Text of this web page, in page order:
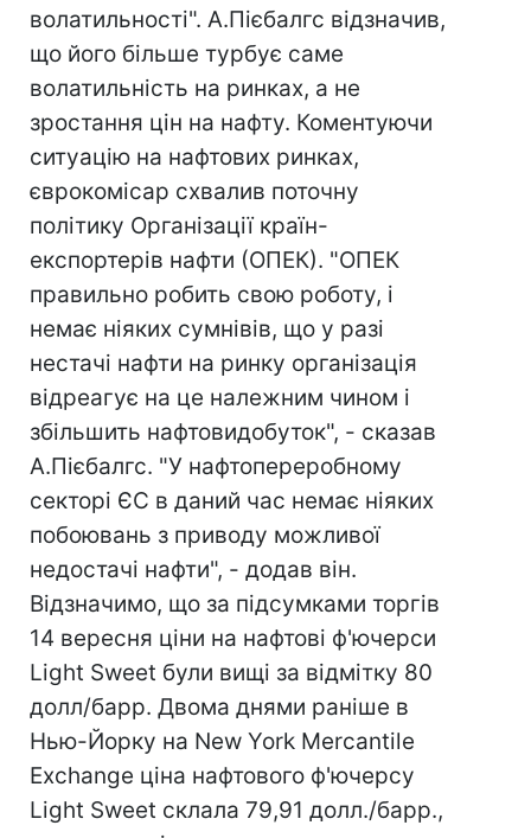
волатильності". А.Пієбалгс відзначив,
що його більше турбує саме
волатильність на ринках, а не
зростання цін на нафту. Коментуючи
ситуацію на нафтових ринках,
єврокомісар схвалив поточну
політику Організації країн-
експортерів нафти (ОПЕК). "ОПЕК
правильно робить свою роботу, і
немає ніяких сумнівів, що у разі
нестачі нафти на ринку організація
відреагує на це належним чином і
збільшить нафтовидобуток", - сказав
А.Пієбалгс. "У нафтопереробному
секторі ЄС в даний час немає ніяких
побоювань з приводу можливої
недостачі нафти", - додав він.
Відзначимо, що за підсумками торгів
14 вересня ціни на нафтові ф'ючерси
Light Sweet були вищі за відмітку 80
долл/барр. Двома днями раніше в
Нью-Йорку на New York Mercantile
Exchange ціна нафтового ф'ючерсу
Light Sweet склала 79,91 долл./барр.,